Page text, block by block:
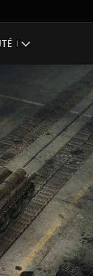
joueurs